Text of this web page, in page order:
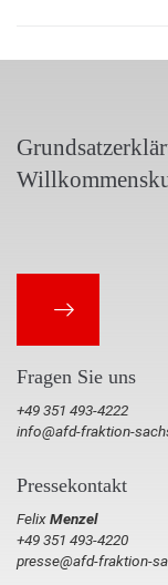
Fragen Sie uns
+49 351 493-4222
info@afd-fraktion-
Pressekontakt
FelixMenzel
+49 351 493-4220
presse@afd-fraktion-